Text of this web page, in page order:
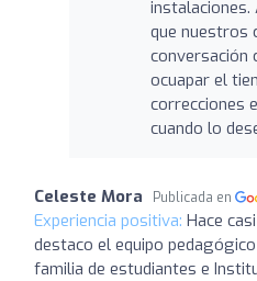
que nuestros
conversación
ocuapar el
correcciones
cuando lo
Celeste Mora Publicada en
Experiencia positiva: Hace
destaco el equipo
familia de estudiantes e